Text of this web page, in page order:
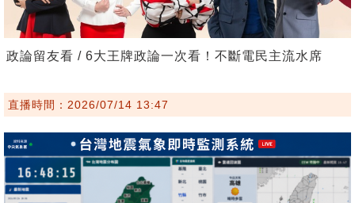
政論留友看 / 6大王牌政論一次看！不斷電民主流水席
直播時間：2026/07/14 13:47